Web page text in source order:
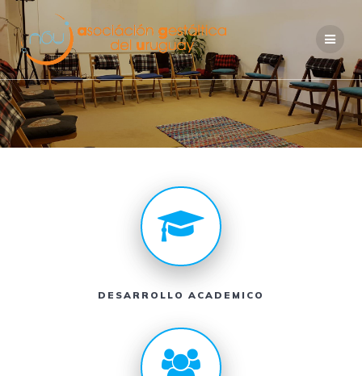
DESARROLLO ACADEMICO